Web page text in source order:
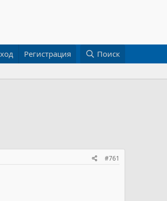
Регистрация Поиск
#761